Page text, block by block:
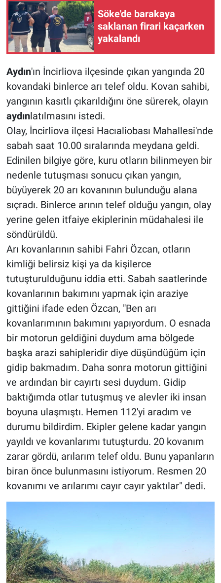
Söke'de barakaya
saklanan firari kaçarken
yakalandı
Aydın'ın İncirliova ilçesinde çıkan yangında 20
kovandaki binlerce arı telef oldu. Kovan sahibi,
yangının kasıtlı çıkarıldığını öne sürerek, olayın
aydınlatılmasını istedi.
Olay, İncirliova ilçesi Hacıaliobası Mahallesi'nde
sabah saat 10.00 sıralarında meydana geldi.
Edinilen bilgiye göre, kuru otların bilinmeyen bir
nedenle tutuşması sonucu çıkan yangın,
büyüyerek 20 arı kovanının bulunduğu alana
sıçradı. Binlerce arının telef olduğu yangın, olay
yerine gelen itfaiye ekiplerinin müdahalesi ile
söndürüldü.
Arı kovanlarının sahibi Fahri Özcan, otların
kimliği belirsiz kişi ya da kişilerce
tutuşturulduğunu iddia etti. Sabah saatlerinde
kovanlarının bakımını yapmak için araziye
gittiğini ifade eden Özcan, "Ben arı
kovanlarımının bakımını yapıyordum. O esnada
bir motorun geldiğini duydum ama bölgede
başka arazi sahipleridir diye düşündüğüm için
gidip bakmadım. Daha sonra motorun gittiğini
ve ardından bir cayırtı sesi duydum. Gidip
baktığımda otlar tutuşmuş ve alevler iki insan
boyuna ulaşmıştı. Hemen 112'yi aradım ve
durumu bildirdim. Ekipler gelene kadar yangın
yayıldı ve kovanlarımı tutuşturdu. 20 kovanım
zarar gördü, arılarım telef oldu. Bunu yapanların
biran önce bulunmasını istiyorum. Resmen 20
kovanımı ve arılarımı cayır cayır yaktılar" dedi.